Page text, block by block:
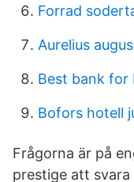
Forrad
Aurelius
Best bank for
Bofors hotell
Frågorna är på
prestige att